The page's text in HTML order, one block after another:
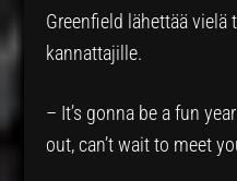
Greenfield lähettää vielä
kannattajille.
– It’s gonna be a fun
out, can’t wait to meet